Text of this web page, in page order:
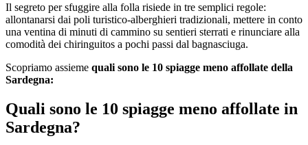
Il segreto per sfuggire alla folla risiede in tre semplici regole:
allontanarsi dai poli turistico-alberghieri tradizionali, mettere in conto
una ventina di minuti di cammino su sentieri sterrati e rinunciare alla
comodità dei chiringuitos a pochi passi dal bagnasciuga.
Scopriamo assieme quali sono le 10 spiagge meno affollate della
Sardegna:
Quali sono le 10 spiagge meno affollate in
Sardegna?